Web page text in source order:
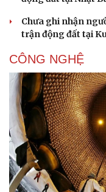
Chưa ghi nhận
trận động đất tại
CÔNG NGHỆ